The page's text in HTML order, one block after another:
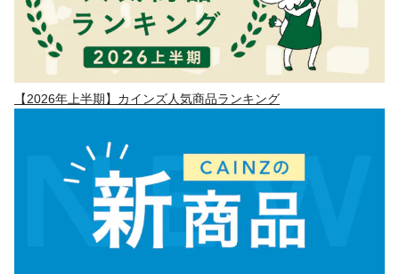
【2026年上半期】カインズ人気商品ランキング